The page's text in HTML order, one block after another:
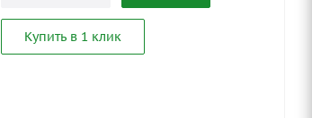
Купить в 1 клик